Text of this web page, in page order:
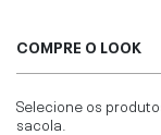
COMPRE O LOOK
Selecione os
sacola.